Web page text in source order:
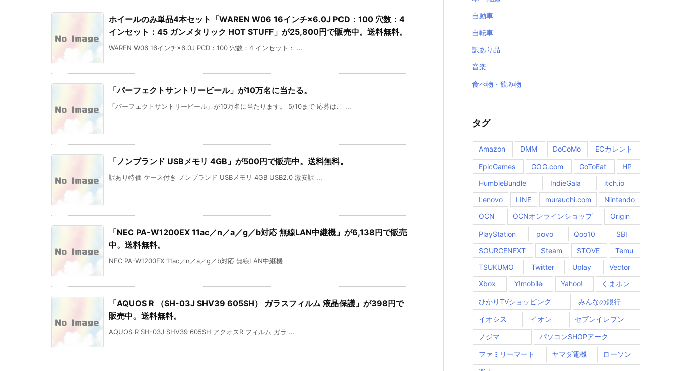
ホイールのみ単品4本セット「WAREN W06 16インチ×6.0J PCD：100 穴数：4
インセット：45 ガンメタリック HOT STUFF」が25,800円で販売中。送料無料。
WAREN W06 16インチ×6.0J PCD：100 穴数：4 インセット： ...
「パーフェクトサントリービール」が10万名に当たる。
「パーフェクトサントリービール」が10万名に当たります。 5/10まで 応募はこ ...
「ノンブランド USBメモリ 4GB」が500円で販売中。送料無料。
訳あり特価 ケース付き ノンブランド USBメモリ 4GB USB2.0 激安訳 ...
「NEC PA-W1200EX 11ac／n／a／g／b対応 無線LAN中継機」が6,138円で販売
中。送料無料。
NEC PA-W1200EX 11ac／n／a／g／b対応 無線LAN中継機
「AQUOS R （SH-03J SHV39 605SH） ガラスフィルム 液晶保護」が398円で
販売中。送料無料。
AQUOS R SH-03J SHV39 605SH アクオスR フィルム ガラ ...
自動車
自転車
訳あり品
音楽
食べ物・飲み物
タグ
Amazon DMM DoCoMo ECカレント
EpicGames GOG.com GoToEat
HP
HumbleBundle
IndieGala
itch.io
Lenovo
LINE murauchi.com
Nintendo
OCN
OCNオンラインショップ Origin
PlayStation povo Qoo10
SBI
SOURCENEXT
Steam STOVE
Temu
TSUKUMO
Twitter Uplay
Vector
Xbox
Y!mobile Yahoo! くまポン
ひかりTVショッピング みんなの銀行
イオシス イオン セブンイレブン
ノジマ パソコンSHOPアーク
ファミリーマート ヤマダ電機 ローソン